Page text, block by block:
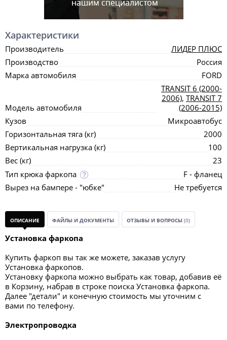
Характеристики
Производитель
ЛИДЕР ПЛЮС
Производство
Россия
Марка автомобиля
FORD
Модель автомобиля
TRANSIT 6 (2000-
2006), TRANSIT 7
(2006-2015)
Кузов
Микроавтобус
Горизонтальная тяга (кг)
2000
Вертикальная нагрузка (кг)
100
Вес (кг)
23
Тип крюка фаркопа
F - фланец
Вырез на бампере - "юбке"
Не требуется
ОПИСАНИЕ ФАЙЛЫ И ДОКУМЕНТЫ ОТЗЫВЫ И ВОПРОСЫ (0)
Установка фаркопа
Купить фаркоп вы так же можете, заказав услугу
Установка фаркопов.
Установку фаркопа можно выбрать как товар, добавив её
в Корзину, набрав в строке поиска Установка фаркопа.
Далее "детали" и конечную стоимость мы уточним с
вами по телефону.
Электропроводка